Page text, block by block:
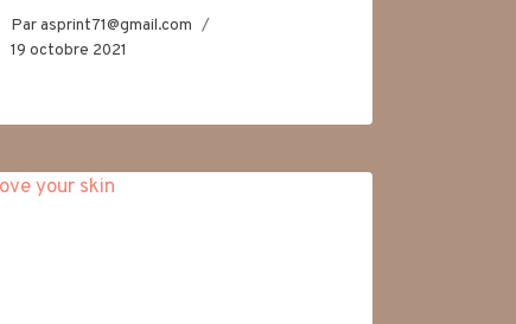
Par asprint71@gmail.com
19 octobre 2021